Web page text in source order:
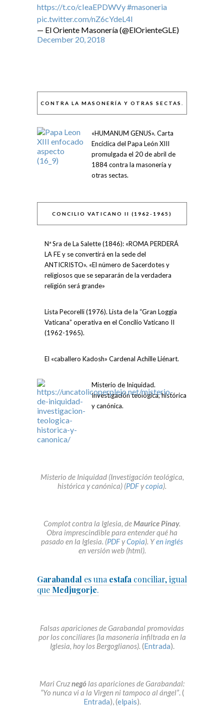
https://t.co/cIeaEPDWVy#masoneria
pic.twitter.com/nZ6cYdeL4I
— El Oriente Masonería (@ElOrienteGLE)
December 20, 2018
CONTRA LA MASONERÍA Y OTRAS SECTAS.
«HUMANUM GENUS». Carta
Encíclica del Papa León XIII
promulgada el 20 de abril de
1884 contra la masonería y
otras sectas.
CONCILIO VATICANO II (1962-1965)
Nª Sra de La Salette (1846): «ROMA PERDERÁ
LA FE y se convertirá en la sede del
ANTICRISTO». «El número de Sacerdotes y
religiosos que se separarán de la verdadera
religión será grande»
Lista Pecorelli (1976). Lista de la “Gran Loggia
Vaticana” operativa en el Concilio Vaticano II
(1962-1965).
El «caballero Kadosh» Cardenal Achille Liénart.
Misterio de Iniquidad.
Investigación teológica, histórica
y canónica.
Misterio de Iniquidad (Investigación teológica,
histórica y canónica) (PDFycopia).
Complot contra la Iglesia, deMaurice Pinay.
Obra imprescindible para entender qué ha
pasado en la Iglesia. (PDFyCopia). Yen inglés
en versión web (html).
Garabandal es una estafa conciliar, igual
que Medjugorje.
Falsas apariciones de Garabandal promovidas
por los conciliares (la masonería infiltrada en la
Iglesia, hoy los Bergoglianos). (Entrada).
Mari Cruznegó las apariciones de Garabandal:
“Yo nunca vi a la Virgen ni tampoco al ángel”. (
Entrada), (elpais).